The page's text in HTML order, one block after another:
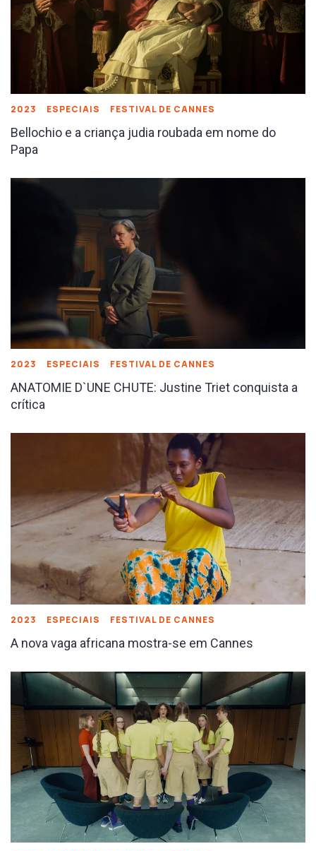
2023 ESPECIAIS FESTIVAL DE CANNES
Bellochio e a criança judia roubada em nome do
Papa
2023 ESPECIAIS FESTIVAL DE CANNES
ANATOMIE D`UNE CHUTE: Justine Triet conquista a
crítica
2023 ESPECIAIS FESTIVAL DE CANNES
A nova vaga africana mostra-se em Cannes